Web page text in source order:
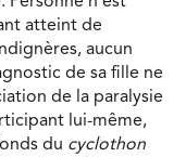
atteint de
aucun
de sa fille ne
de la paralysie
lui-même,
du cyclothon